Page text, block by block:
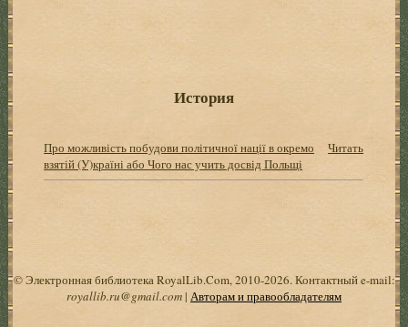
История
Про можливість побудови політичної нації в окремо
взятій (У)країні або Чого нас учить досвід Польщі
Читать
© Электронная библиотека RoyalLib.Com, 2010-2026. Контактный e-mail:
royallib.ru@gmail.com| Авторам и правообладателям